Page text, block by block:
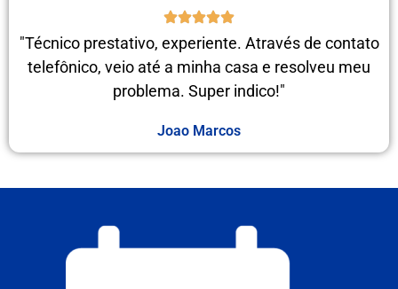
"Técnico prestativo, experiente. Através de contato
telefônico, veio até a minha casa e resolveu meu
problema. Super indico!"
Joao Marcos